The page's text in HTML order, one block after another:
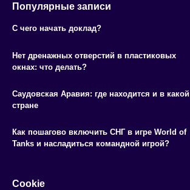
Популярные записи
С чего начать доклад?
Нет дренажных отверстий в пластиковых
окнах: что делать?
Саудовская Аравия: где находится и в какой
стране
Как пошагово включить СНГ в игре World of
Tanks и насладиться командной игрой?
Cookie